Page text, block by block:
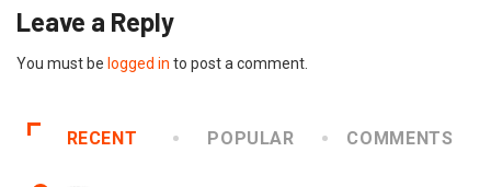
Leave a Reply
You must be logged in to post a comment.
RECENT POPULAR COMMENTS